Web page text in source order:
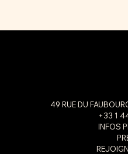
49 RUE DU
+33 1
INFOS